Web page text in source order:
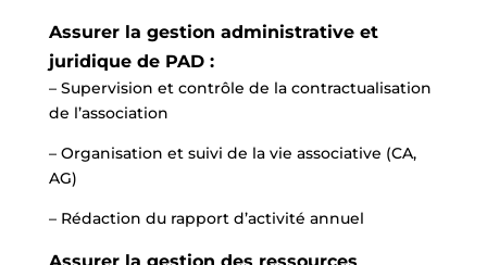
Assurer la gestion administrative et
juridique de PAD :
– Supervision et contrôle de la contractualisation
de l’association
– Organisation et suivi de la vie associative (CA,
AG)
– Rédaction du rapport d’activité annuel
Assurer la gestion des ressources